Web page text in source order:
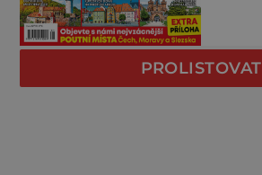
PROLISTOVAT